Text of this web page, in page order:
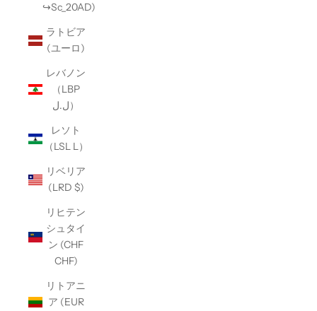
↪Sc_20AD)
ラトビア
(ユーロ)
レバノン
（LBP
ل.ل）
レソト
（LSL L）
リベリア
(LRD $)
リヒテン
シュタイ
ン (CHF
CHF)
リトアニ
ア (EUR